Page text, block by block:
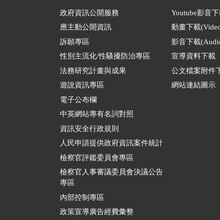
政府資訊公開服務
應主動公開資訊
訴願專區
性別主流化/性騷擾防治專區
法務研究計畫與成果
遊說資訊專區
電子公布欄
中英網站專有名詞對照
資訊安全行政規則
人民申請提供政府資訊案件統計
檢察官評鑑委員會專區
檢察官人事審議委員會決議公告
專區
內部控制專區
政策宣導廣告經費彙整
Youtube影音
動畫下載
影音下載
宣導資料下載
公文檔案附件
網站連結圖示